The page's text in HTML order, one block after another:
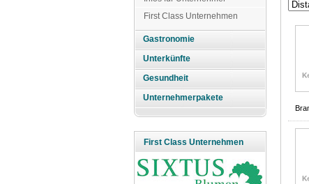
First Class Unternehmen
Gastronomie
Unterkünfte
Gesundheit
Unternehmerpakete
First Class Unternehmen